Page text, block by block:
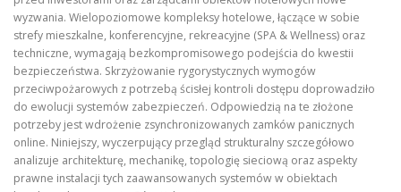
wyzwania. Wielopoziomowe kompleksy hotelowe, łączące w sobie
strefy mieszkalne, konferencyjne, rekreacyjne (SPA & Wellness) oraz
techniczne, wymagają bezkompromisowego podejścia do kwestii
bezpieczeństwa. Skrzyżowanie rygorystycznych wymogów
przeciwpożarowych z potrzebą ścisłej kontroli dostępu doprowadziło
do ewolucji systemów zabezpieczeń. Odpowiedzią na te złożone
potrzeby jest wdrożenie zsynchronizowanych zamków panicznych
online. Niniejszy, wyczerpujący przegląd strukturalny szczegółowo
analizuje architekturę, mechanikę, topologię sieciową oraz aspekty
prawne instalacji tych zaawansowanych systemów w obiektach